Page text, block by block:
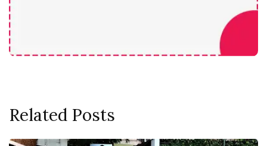
Related Posts